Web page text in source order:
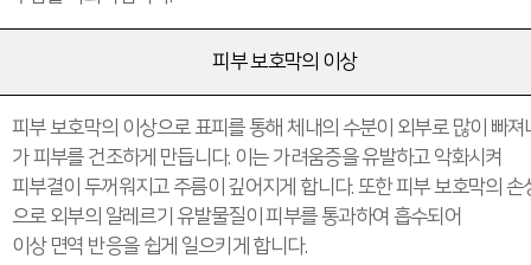
피부 보호막의 이상
피부 보호막의 이상으로 표피를 통해 체내의 수분이 외부로 많이 빠져
가 피부를 건조하게 만듭니다. 이는 가려움증을 유발하고 악화시켜
피부결이 두꺼워지고 주름이 깊어지게 합니다. 또한 피부 보호막의 손
으로 외부의 알레르기 유발물질이 피부를 통과하여 흡수되어
이상 면역 반응을 쉽게 일으키게 합니다.